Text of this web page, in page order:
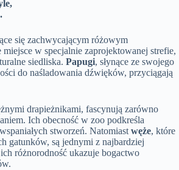
się zachwycającym różowym
w specjalnie zaprojektowanej strefie,
siedliska. Papugi, słynące ze swojego
do naśladowania dźwięków, przyciągają
drapieżnikami, fascynują zarówno
Ich obecność w zoo podkreśla
stworzeń. Natomiast węże, które
gatunków, są jednymi z najbardziej
różnorodność ukazuje bogactwo